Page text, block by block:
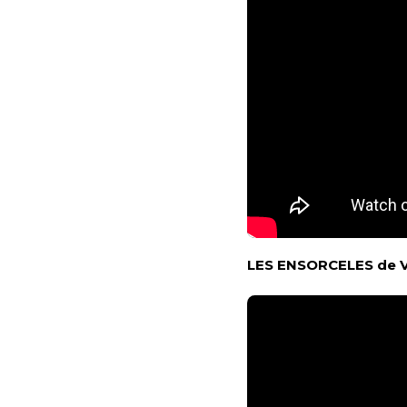
LES ENSORCELES